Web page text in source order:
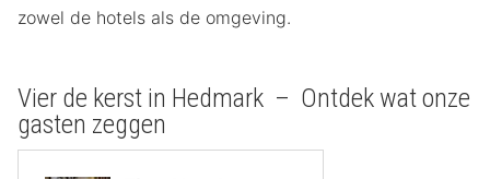
zowel de hotels als de omgeving.
Vier de kerst in Hedmark – Ontdek wat onze
gasten zeggen